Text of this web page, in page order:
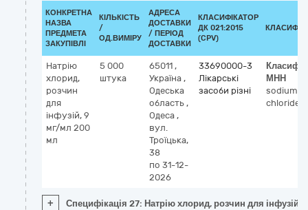
КОНКРЕТНА
НАЗВА
ПРЕДМЕТА
ЗАКУПІВЛІ
КІЛЬКІСТЬ
/
ОД.ВИМІРУ
АДРЕСА
ДОСТАВКИ
/ ПЕРІОД
ДОСТАВКИ
КЛАСИФІКАТОР
ДК 021:2015
(CPV)
Натрію
хлорид,
розчин
для
інфузій, 9
мг/мл 200
мл
5 000
штука
65011 ,
Україна ,
Одеська
область ,
Одеса ,
вул.
Троїцька,
38
по 31-12-
2026
33690000-3
Лікарські
засоби різні
МНН
sodium
chloride
+ Специфікація 27: Натрію хлорид, розчин для